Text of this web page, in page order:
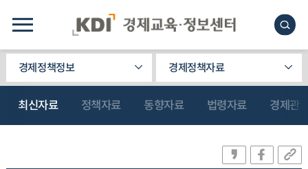
경제정책정보 경제정책자료
최신자료 정책자료 동향자료 법령자료 경제관